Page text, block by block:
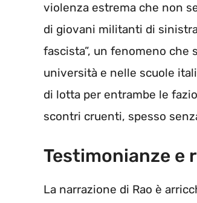
violenza estrema che non
di giovani militanti di
fascista”, un fenomeno
università e nelle scuole
di lotta per entrambe le
scontri cruenti, spesso
Testimonianze e
La narrazione di Rao è